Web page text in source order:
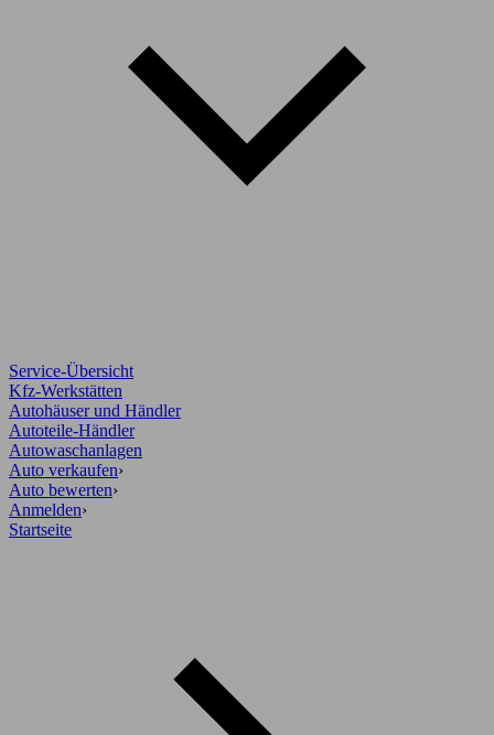
Service-Übersicht
Kfz-Werkstätten
Autohäuser und Händler
Autoteile-Händler
Autowaschanlagen
Auto verkaufen›
Auto bewerten›
Anmelden›
Startseite